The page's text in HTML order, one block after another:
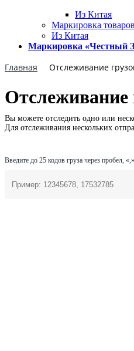
Из Китая
Маркировка
Из Китая
Маркировка «Честный
Главная Отслеживание
Отслеживание
Вы можете отследить одно или
Для отслеживания нескольких
Введите до 25 кодов груза через пробел,